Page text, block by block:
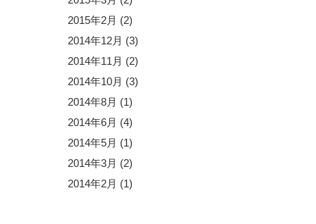
2015年2月 (2)
2014年12月 (3)
2014年11月 (2)
2014年10月 (3)
2014年8月 (1)
2014年6月 (4)
2014年5月 (1)
2014年3月 (2)
2014年2月 (1)